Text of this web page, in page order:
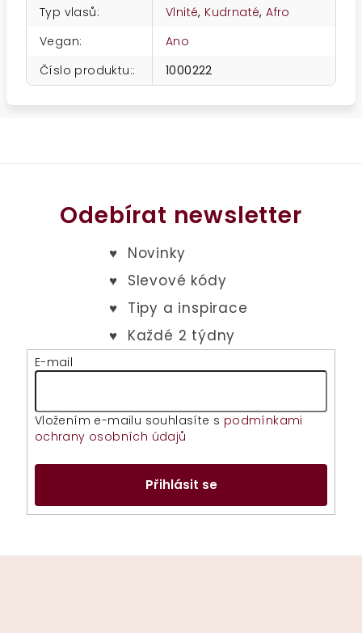
Typ vlasů: Vlnité, Kudrnaté,Afro
Vegan:
Ano
Číslo produktu:: 1000222
Odebírat newsletter
E-mail
Vložením e-mailu souhlasíte s podmínkami
ochrany osobních údajů
Přihlásit se